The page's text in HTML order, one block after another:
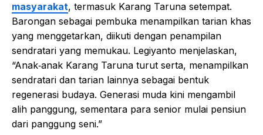
masyarakat, termasuk Karang Taruna setempat.
Barongan sebagai pembuka menampilkan tarian khas
yang menggetarkan, diikuti dengan penampilan
sendratari yang memukau. Legiyanto menjelaskan,
“Anak‑anak Karang Taruna turut serta, menampilkan
sendratari dan tarian lainnya sebagai bentuk
regenerasi budaya. Generasi muda kini mengambil
alih panggung, sementara para senior mulai pensiun
dari panggung seni.”